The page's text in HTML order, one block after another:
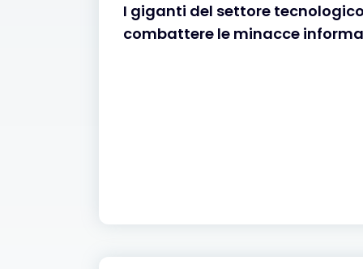
I giganti del settore
combattere le minacce